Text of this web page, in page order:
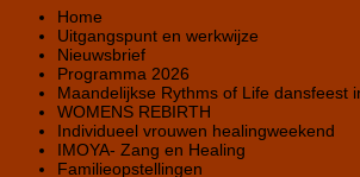
Home
Uitgangspunt en werkwijze
Nieuwsbrief
Programma 2026
Maandelijkse Rythms of Life dansfeest
WOMENS REBIRTH
Individueel vrouwen healingweekend
IMOYA- Zang en Healing
Familieopstellingen